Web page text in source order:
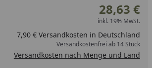
28,63 €
inkl. 19% MwSt.
7,90 € Versandkosten in Deutschland
Versandkostenfrei ab 14 Stück
Versandkosten nach Menge und Land